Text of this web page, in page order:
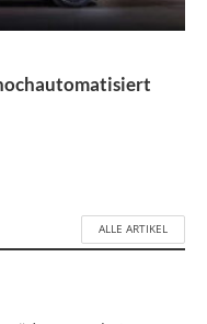
ALLE ARTIKEL